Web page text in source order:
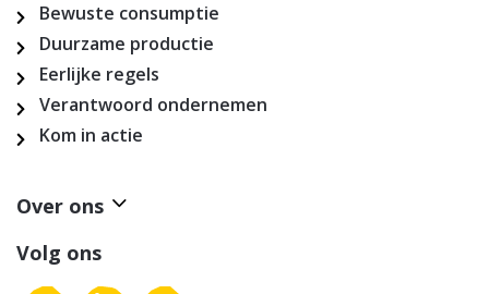
Bewuste consumptie
Duurzame productie
Eerlijke regels
Verantwoord ondernemen
Kom in actie
Over ons
Volg ons